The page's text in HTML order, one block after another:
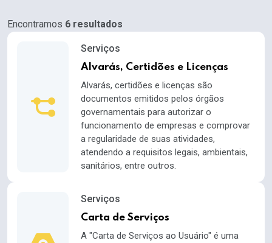
Encontramos 6 resultados
Serviços
Alvarás, Certidões e Licenças
Alvarás, certidões e licenças são
documentos emitidos pelos órgãos
governamentais para autorizar o
funcionamento de empresas e comprovar
a regularidade de suas atividades,
atendendo a requisitos legais, ambientais,
sanitários, entre outros.
Serviços
Carta de Serviços
A "Carta de Serviços ao Usuário" é uma